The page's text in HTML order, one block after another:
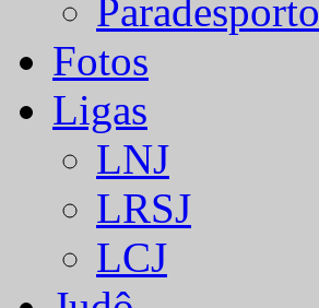
Paradesporto
Fotos
Ligas
LNJ
LRSJ
LCJ